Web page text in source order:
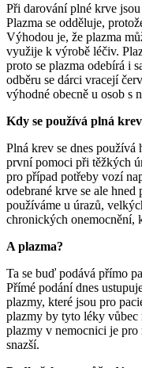
Při darování plné krve
Plazma se odděluje,
Výhodou je, že plazma
využije k výrobě léčiv.
proto se plazma odebírá i
odběru se dárci vracejí
výhodné obecně u osob s
Kdy se používá plná
Plná krev se dnes
první pomoci při těžkých
pro případ potřeby vozí
odebrané krve se ale
používáme u úrazů,
chronických onemocnění,
A plazma?
Ta se buď podává přímo
Přímé podání dnes
plazmy, které jsou pro
plazmy by tyto léky
plazmy v nemocnici je
snazší.